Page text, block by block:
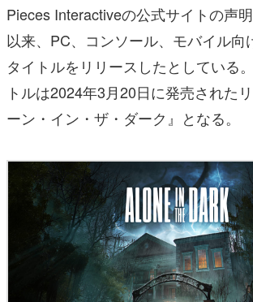
Pieces Interactiveの公式サイトの声
以来、PC、コンソール、モバイル向
タイトルをリリースしたとしている
トルは2024年3月20日に発売された
ーン・イン・ザ・ダーク』となる。